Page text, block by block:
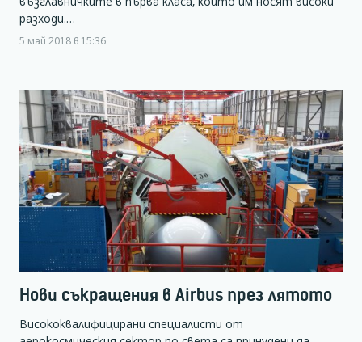
разходи.…
5 май 2018 в 15:36
Нови съкращения в Airbus през лятото
Висококвалифицирани специалисти от